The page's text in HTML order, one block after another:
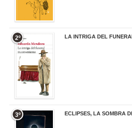
2º LA INTRIGA DEL
3º ECLIPSES, LA SOMBRA